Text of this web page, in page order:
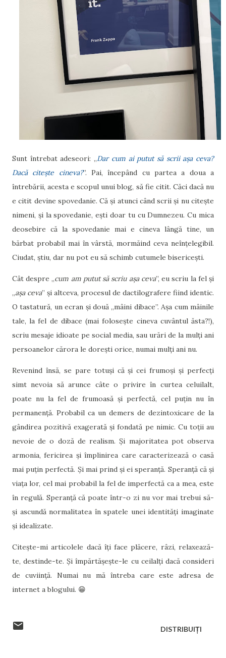
Sunt întrebat adeseori: „Dar cum ai putut să scrii așa ceva?
Dacă citește cineva?”. Pai, începând cu partea a doua a
întrebării, acesta e scopul unui blog, să fie citit. Căci dacă nu
e citit devine spovedanie. Că și atunci când scrii și nu citește
nimeni, și la spovedanie, ești doar tu cu Dumnezeu. Cu mica
deosebire că la spovedanie mai e cineva lângă tine, un
bărbat probabil mai în vârstă, mormăind ceva neînțelegibil.
Ciudat, știu, dar nu pot eu să schimb cutumele bisericești.
Cât despre „cum am putut să scriu așa ceva”, eu scriu la fel și
„așa ceva” și altceva, procesul de dactilografere fiind identic.
O tastatură, un ecran și două „mâini dibace”. Așa cum mâinile
tale, la fel de dibace (mai folosește cineva cuvântul ăsta?!),
scriu mesaje idioate pe social media, sau urări de la mulți ani
persoanelor cărora le dorești orice, numai mulți ani nu.
Revenind însă, se pare totuși că și cei frumoși și perfecți
simt nevoia să arunce câte o privire în curtea celuilalt,
poate nu la fel de frumoasă și perfectă, cel puțin nu în
permanență. Probabil ca un demers de dezintoxicare de la
gândirea pozitivă exagerată și fondată pe nimic. Cu toții au
nevoie de o doză de realism. Și majoritatea pot observa
armonia, fericirea și împlinirea care caracterizează o casă
mai puțin perfectă. Și mai prind și ei speranță. Speranță că și
viața lor, cel mai probabil la fel de imperfectă ca a mea, este
în regulă. Speranță că poate într-o zi nu vor mai trebui să-
și ascundă normalitatea în spatele unei identități imaginate
și idealizate.
Citește-mi articolele dacă îți face plăcere, râzi, relaxează-
te, destinde-te. Și împărtășește-le cu ceilalți dacă consideri
de cuviință. Numai nu mă întreba care este adresa de
internet a blogului. 😁
DISTRIBUIȚI